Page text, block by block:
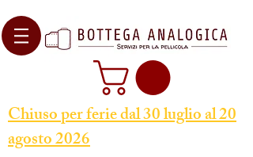
Chiuso per ferie dal 30 luglio al 20
agosto 2026